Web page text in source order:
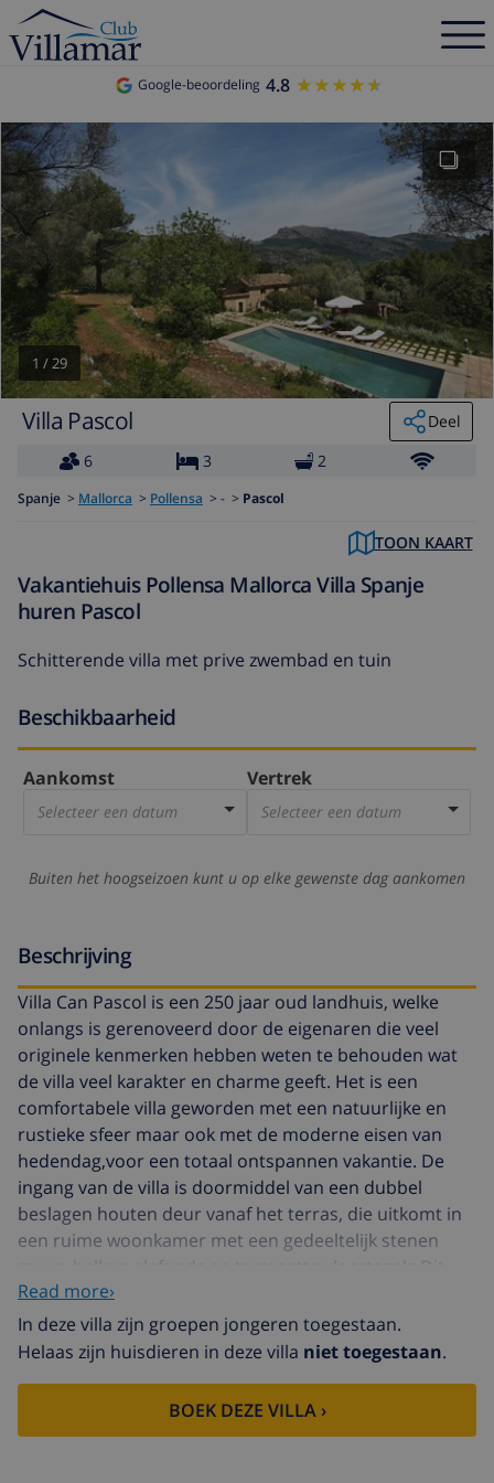
Google-beoordeling 4.8 ★★★★★
★★★★★
1 /29
Villa Pascol
Deel
6
3 2
Spanje > Mallorca > Pollensa > - > Pascol
TOON KAART
Vakantiehuis Pollensa Mallorca Villa Spanje
huren Pascol
Schitterende villa met prive zwembad en tuin
Beschikbaarheid
Aankomst
Selecteer een datum
Vertrek
Selecteer een datum
Buiten het hoogseizoen kunt u op elke gewenste dag aankomen
Beschrijving
Villa Can Pascol is een 250 jaar oud landhuis, welke
onlangs is gerenoveerd door de eigenaren die veel
originele kenmerken hebben weten te behouden wat
de villa veel karakter en charme geeft. Het is een
comfortabele villa geworden met een natuurlijke en
rustieke sfeer maar ook met de moderne eisen van
hedendag,voor een totaal ontspannen vakantie. De
ingang van de villa is doormiddel van een dubbel
beslagen houten deur vanaf het terras, die uitkomt in
een ruime woonkamer met een gedeeltelijk stenen
muur, balken plafonds en terracotta vloertegels Dit
geeft een gezellige sfeer en een comfortabele sfeer wat
is aangevuld met satelliet-tv. Een stenen toog leidt tot
een aparte eetkamer met deuren die toegang geven
er een hal die leidt naar de garage en een kleine
Read more›
In deze villa zijn groepen jongeren toegestaan.
Helaas zijn huisdieren in deze villa niet toegestaan.
BOEK DEZE VILLA ›